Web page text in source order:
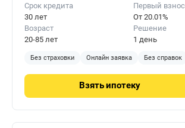
Срок кредита
30 лет
Первый взнос
От 20.01%
Возраст
20-85 лет
Решение
1 день
Без страховки Онлайн заявка Без справок
Взятьипотеку